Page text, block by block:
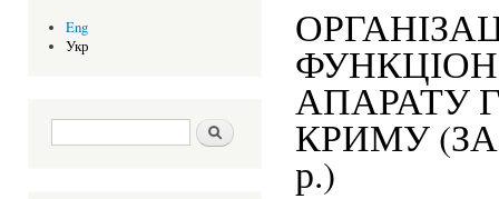
Eng
Укр
Search form Шукати
АПАРАТУ
КРИМУ
р.)